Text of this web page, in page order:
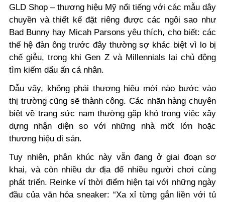
GLD Shop – thương hiệu Mỹ nổi tiếng với các mẫu dây
chuyền và thiết kế đặt riêng được các ngôi sao như
Bad Bunny hay Micah Parsons yêu thích, cho biết: các
thế hệ đàn ông trước đây thường sợ khác biệt vì lo bị
chế giễu, trong khi Gen Z và Millennials lại chủ động
tìm kiếm dấu ấn cá nhân.
Dẫu vậy, không phải thương hiệu mới nào bước vào
thị trường cũng sẽ thành công. Các nhãn hàng chuyên
biệt về trang sức nam thường gặp khó trong việc xây
dựng nhận diện so với những nhà mốt lớn hoặc
thương hiệu di sản.
Tuy nhiên, phân khúc này vẫn đang ở giai đoạn sơ
khai, và còn nhiều dư địa để nhiều người chơi cùng
phát triển. Reinke ví thời điểm hiện tại với những ngày
đầu của văn hóa sneaker: “Xa xỉ từng gắn liền với tủ